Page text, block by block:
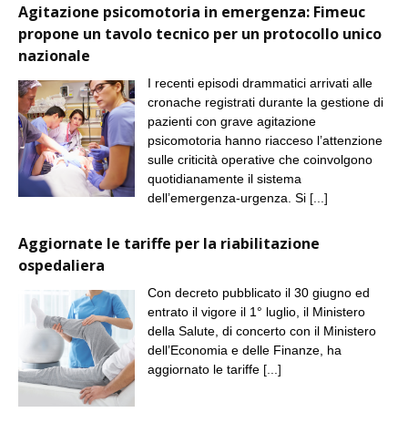
Agitazione psicomotoria in emergenza: Fimeuc
propone un tavolo tecnico per un protocollo unico
nazionale
I recenti episodi drammatici arrivati alle
cronache registrati durante la gestione di
pazienti con grave agitazione
psicomotoria hanno riacceso l’attenzione
sulle criticità operative che coinvolgono
quotidianamente il sistema
dell’emergenza-urgenza. Si [...]
Aggiornate le tariffe per la riabilitazione
ospedaliera
Con decreto pubblicato il 30 giugno ed
entrato il vigore il 1° luglio, il Ministero
della Salute, di concerto con il Ministero
dell’Economia e delle Finanze, ha
aggiornato le tariffe [...]